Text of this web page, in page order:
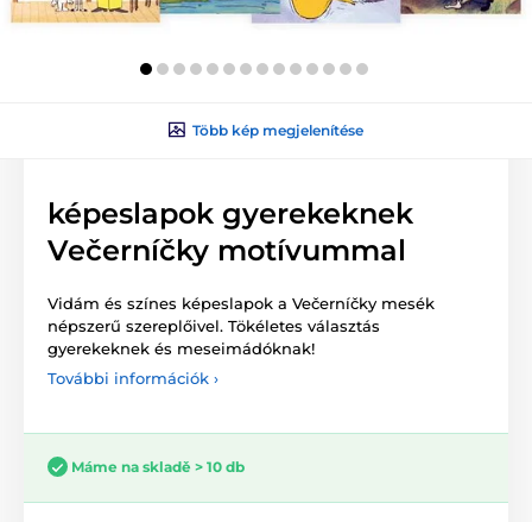
Több kép megjelenítése
képeslapok gyerekeknek
Večerníčky motívummal
Vidám és színes képeslapok a Večerníčky mesék
népszerű szereplőivel. Tökéletes választás
gyerekeknek és meseimádóknak!
További információk ›
Máme na skladě > 10 db